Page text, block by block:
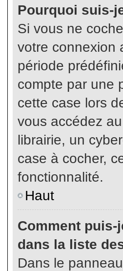
Pourquoi suis-
Si vous ne
votre connexion
période
compte par une
cette case lors
vous accédez
librairie, un
case à cocher,
fonctionnalité.
Haut
Comment puis-
dans la liste
Dans le